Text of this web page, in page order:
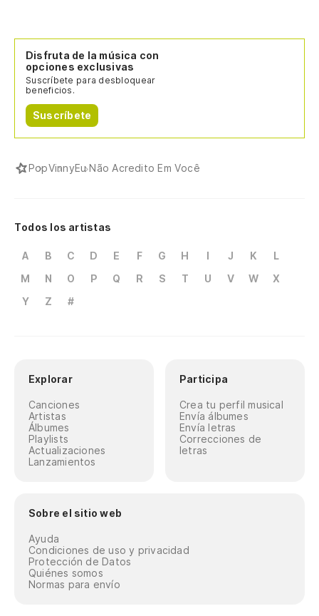
Disfruta de la música con
opciones exclusivas
Suscríbete para desbloquear
beneficios.
Suscríbete
PopVinnyEu Não Acredito Em Você
Todos los artistas
A B C D E F G H I J K
L
M
N O P Q R S T U V W
X
Y
Z #
Explorar
Canciones
Artistas
Álbumes
Playlists
Actualizaciones
Lanzamientos
Participa
Crea tu perfil musical
Envía álbumes
Envía letras
Correcciones de
letras
Sobre el sitio web
Ayuda
Condiciones de uso y privacidad
Protección de Datos
Quiénes somos
Normas para envío